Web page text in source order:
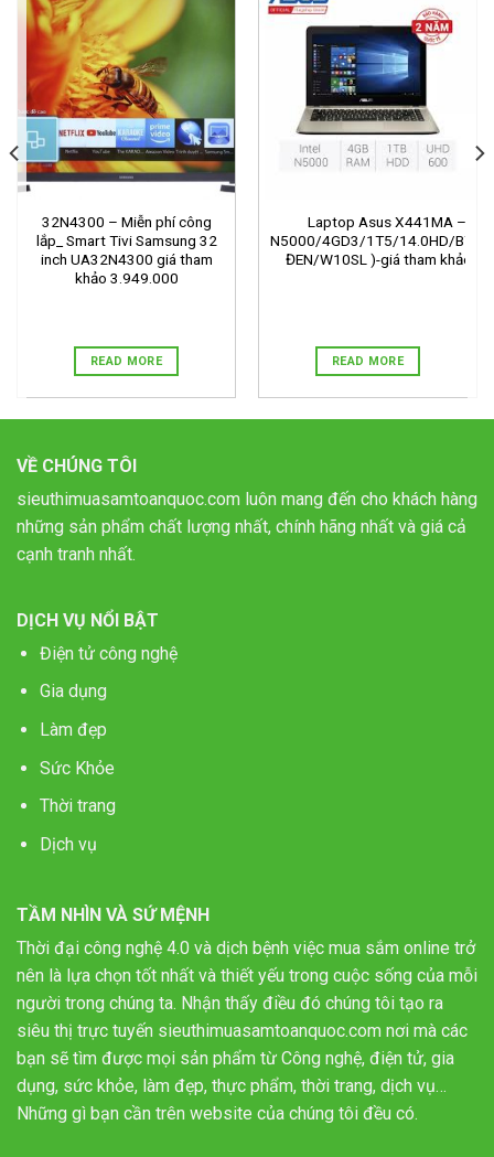
32N4300 – Miễn phí công
lắp_ Smart Tivi Samsung 32
inch UA32N4300 giá tham
khảo 3.949.000
READ MORE
Laptop Asus X441MA –
N5000/4GD3/1T5/14.0HD/
ĐEN/W10SL )-giá tham khảo
READ MORE
VỀ CHÚNG TÔI
sieuthimuasamtoanquoc.com luôn mang đến cho khách hàng
những sản phẩm chất lượng nhất, chính hãng nhất và giá cả
cạnh tranh nhất.
DỊCH VỤ NỔI BẬT
Điện tử công nghệ
Gia dụng
Làm đẹp
Sức Khỏe
Thời trang
Dịch vụ
TẦM NHÌN VÀ SỨ MỆNH
Thời đại công nghệ 4.0 và dịch bệnh việc mua sắm online trở
nên là lựa chọn tốt nhất và thiết yếu trong cuộc sống của mỗi
người trong chúng ta. Nhận thấy điều đó chúng tôi tạo ra
siêu thị trực tuyến sieuthimuasamtoanquoc.com nơi mà các
bạn sẽ tìm được mọi sản phẩm từ Công nghệ, điện tử, gia
dụng, sức khỏe, làm đẹp, thực phẩm, thời trang, dịch vụ…
Những gì bạn cần trên website của chúng tôi đều có.